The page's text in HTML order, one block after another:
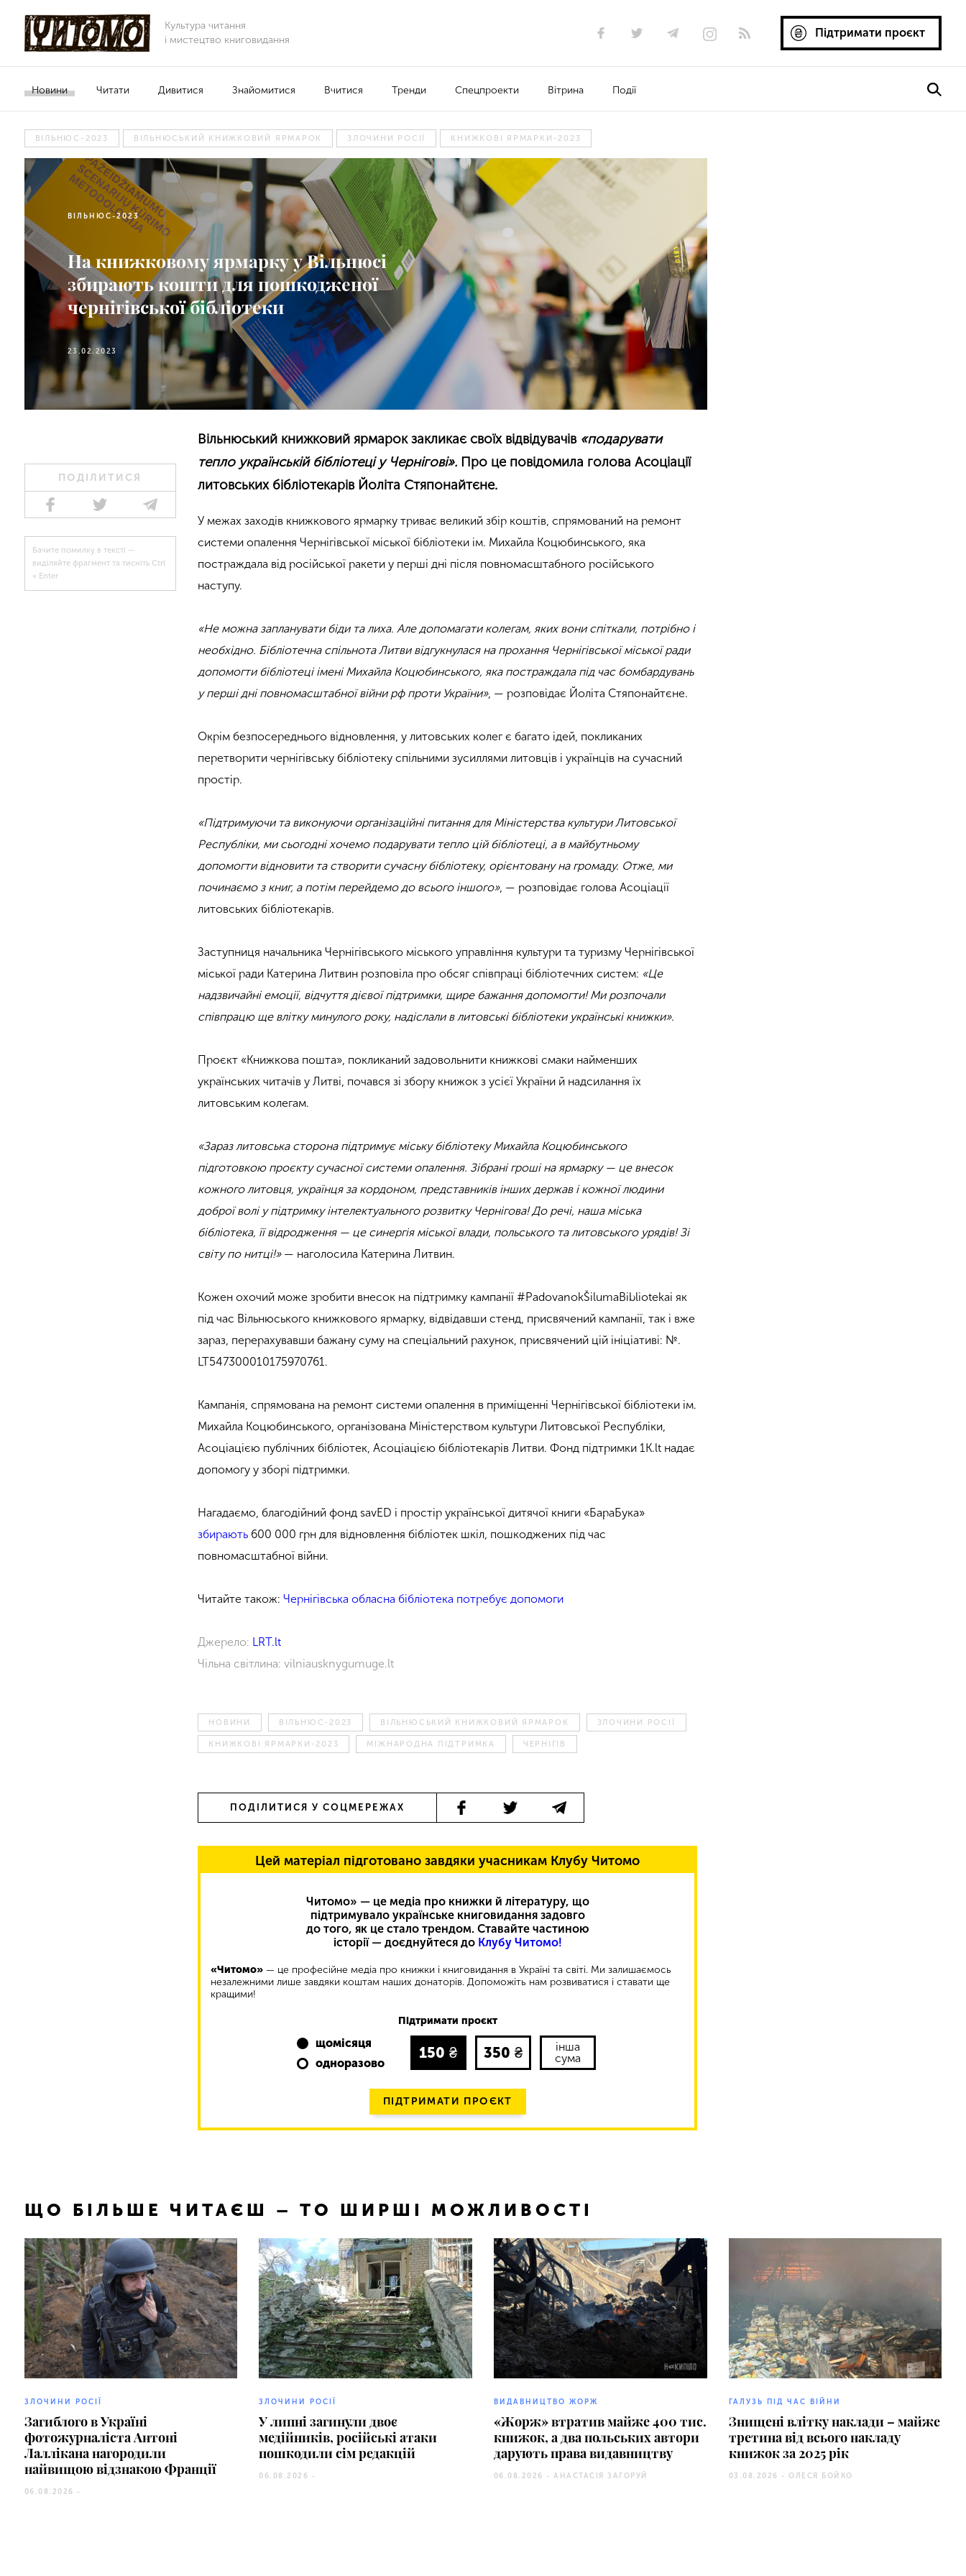
Культура читання
і мистецтво книговидання
Підтримати проєкт
Новини Читати Дивитися Знайомитися Вчитися Тренди Спецпроекти Вітрина Події
ВІЛЬНЮС-2023 ВІЛЬНЮСЬКИЙ КНИЖКОВИЙ ЯРМАРОК ЗЛОЧИНИ РОСІЇ КНИЖКОВІ ЯРМАРКИ-2023
ВІЛЬНЮС-2023
На книжковому ярмарку у Вільнюсі
збирають кошти для пошкодженої
чернігівської бібліотеки
23.02.2023
ПОДІЛИТИСЯ
Бачите помилку в тексті —
виділяйте фрагмент та тисніть Ctrl
+ Enter
Вільнюський книжковий ярмарок закликає своїх відвідувачів«подарувати
тепло українській бібліотеці у Чернігові». Про це повідомила голова Асоціації
литовських бібліотекарів Йоліта Стяпонайтєне.
У межах заходів книжкового ярмарку триває великий збір коштів, спрямований на ремонт
системи опалення Чернігівської міської бібліотеки ім. Михайла Коцюбинського, яка
постраждала від російської ракети у перші дні після повномасштабного російського
наступу.
«Не можна запланувати біди та лиха. Але допомагати колегам, яких вони спіткали, потрібно і
необхідно. Бібліотечна спільнота Литви відгукнулася на прохання Чернігівської міської ради
допомогти бібліотеці імені Михайла Коцюбинського, яка постраждала під час бомбардувань
у перші дні повномасштабної війни рф проти України», — розповідає Йоліта Стяпонайтєне.
Окрім безпосереднього відновлення, у литовських колег є багато ідей, покликаних
перетворити чернігівську бібліотеку спільними зусиллями литовців і українців на сучасний
простір.
«Підтримуючи та виконуючи організаційні питання для Міністерства культури Литовської
Республіки, ми сьогодні хочемо подарувати тепло цій бібліотеці, а в майбутньому
допомогти відновити та створити сучасну бібліотеку, орієнтовану на громаду. Отже, ми
починаємо з книг, а потім перейдемо до всього іншого», — розповідає голова Асоціації
литовських бібліотекарів.
Заступниця начальника Чернігівського міського управління культури та туризму Чернігівської
міської ради Катерина Литвин розповіла про обсяг співпраці бібліотечних систем: «Це
надзвичайні емоції, відчуття дієвої підтримки, щире бажання допомогти! Ми розпочали
співпрацю ще влітку минулого року, надіслали в литовські бібліотеки українські книжки».
Проєкт «Книжкова пошта», покликаний задовольнити книжкові смаки найменших
українських читачів у Литві, почався зі збору книжок з усієї України й надсилання їх
литовським колегам.
«Зараз литовська сторона підтримує міську бібліотеку Михайла Коцюбинського
підготовкою проєкту сучасної системи опалення. Зібрані гроші на ярмарку — це внесок
кожного литовця, українця за кордоном, представників інших держав і кожної людини
доброї волі у підтримку інтелектуального розвитку Чернігова! До речі, наша міська
бібліотека, її відродження — це синергія міської влади, польського та литовського урядів! Зі
світу по нитці!»— наголосила Катерина Литвин.
Кожен охочий може зробити внесок на підтримку кампанії #PadovanokŠilumaBibliotekai як
під час Вільнюського книжкового ярмарку, відвідавши стенд, присвячений кампанії, так і вже
зараз, перерахувавши бажану суму на спеціальний рахунок, присвячений цій ініціативі: №.
LT547300010175970761.
Кампанія, спрямована на ремонт системи опалення в приміщенні Чернігівської бібліотеки ім.
Михайла Коцюбинського, організована Міністерством культури Литовської Республіки,
Асоціацією публічних бібліотек, Асоціацією бібліотекарів Литви. Фонд підтримки 1K.lt надає
допомогу у зборі підтримки.
Нагадаємо, благодійний фонд savED і простір української дитячої книги «БараБука»
збирають 600 000 грн для відновлення бібліотек шкіл, пошкоджених під час
повномасштабної війни.
Читайте також:Чернігівська обласна бібліотека потребує допомоги
Джерело: LRT.lt
Чільна світлина: vilniausknygumuge.lt
НОВИНИ ВІЛЬНЮС-2023 ВІЛЬНЮСЬКИЙ КНИЖКОВИЙ ЯРМАРОК ЗЛОЧИНИ РОСІЇ
КНИЖКОВІ ЯРМАРКИ-2023 МІЖНАРОДНА ПІДТРИМКА ЧЕРНІГІВ
ПОДІЛИТИСЯ У СОЦМЕРЕЖАХ
Цей матеріал підготовано завдяки учасникам Клубу Читомо
Читомо» — це медіа про книжки й літературу, що
підтримувало українське книговидання задовго
до того, як це стало трендом. Ставайте частиною
історії — доєднуйтеся до Клубу Читомо!
«Читомо» — це професійне медіа про книжки і книговидання в Україні та світі. Ми залишаємось
незалежними лише завдяки коштам наших донаторів. Допоможіть нам розвиватися і ставати ще
кращими!
Підтримати проєкт
щомісяця
одноразово
150 ₴ 350 ₴
інша
сума
ПІДТРИМАТИ ПРОЄКТ
ЩО БІЛЬШЕ ЧИТАЄШ – ТО ШИРШІ МОЖЛИВОСТІ
ЗЛОЧИНИ РОСІЇ
Загиблого в Україні
фотожурналіста Антоні
Лаллікана нагородили
найвищою відзнакою Франції
06.08.2026 -
ЗЛОЧИНИ РОСІЇ
У липні загинули двоє
медійників, російські атаки
пошкодили сім редакцій
06.08.2026 -
ВИДАВНИЦТВО ЖОРЖ
«Жорж» втратив майже 400 тис.
книжок, а два польських автори
дарують права видавництву
06.08.2026 -АНАСТАСІЯ ЗАГОРУЙ
ГАЛУЗЬ ПІД ЧАС ВІЙНИ
Знищені влітку наклади – майже
третина від всього накладу
книжок за 2025 рік
03.08.2026 - ОЛЕСЯ БОЙКО